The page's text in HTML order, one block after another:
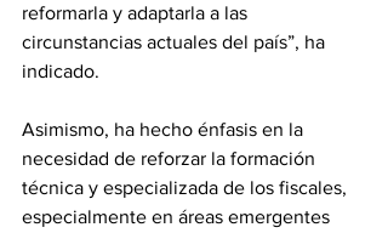
reformarla y adaptarla a las
circunstancias actuales del país”, ha
indicado.
Asimismo, ha hecho énfasis en la
necesidad de reforzar la formación
técnica y especializada de los fiscales,
especialmente en áreas emergentes